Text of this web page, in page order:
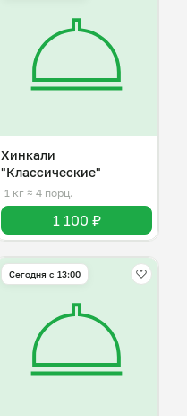
Хинкали
"Классические"
1 кг ≈ 4 порц.
1 100 ₽
Сегодня с 13:00